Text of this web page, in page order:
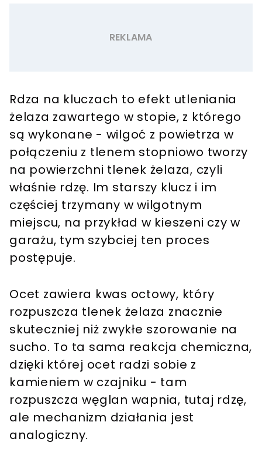
Rdza na kluczach to efekt utleniania
żelaza zawartego w stopie, z którego
są wykonane - wilgoć z powietrza w
połączeniu z tlenem stopniowo tworzy
na powierzchni tlenek żelaza, czyli
właśnie rdzę. Im starszy klucz i im
częściej trzymany w wilgotnym
miejscu, na przykład w kieszeni czy w
garażu, tym szybciej ten proces
postępuje.
Ocet zawiera kwas octowy, który
rozpuszcza tlenek żelaza znacznie
skuteczniej niż zwykłe szorowanie na
sucho. To ta sama reakcja chemiczna,
dzięki której ocet radzi sobie z
kamieniem w czajniku - tam
rozpuszcza węglan wapnia, tutaj rdzę,
ale mechanizm działania jest
analogiczny.